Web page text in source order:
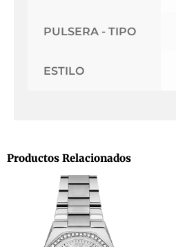
PULSERA - TIPO
ESTILO
Productos Relacionados